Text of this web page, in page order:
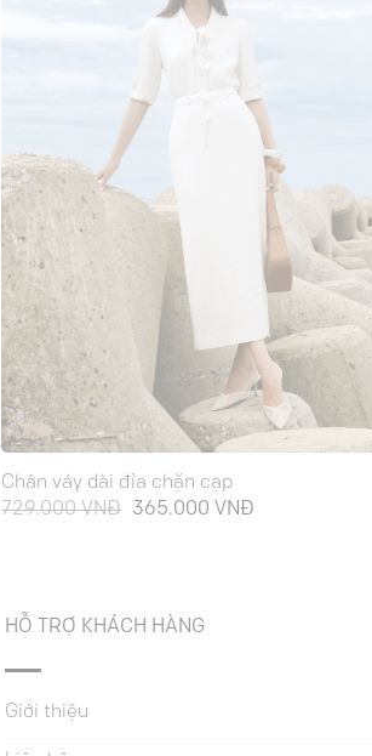
Chân váy dài đỉa chặn cạp
729.000VNĐ
Giá
365.000 VNĐ
HỖ TRỢ KHÁCH HÀNG
Giới thiệu